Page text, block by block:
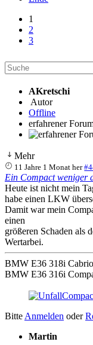
1
2
3
AKretschi
Autor
Offline
erfahrener
Mehr
11 Jahre 1 Monat her
Ein Compact weniger
Heute ist nicht mein
habe einen LKW
Damit war mein
einen
größeren Schaden als
Wertarbei.
BMW E36 318i Cabrio
BMW E36 316i
Bitte Anmelden oder
Martin